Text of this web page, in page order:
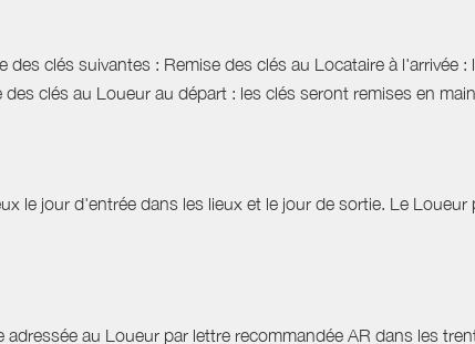
clés suivantes : Remise des clés au Locataire à l'arrivée :
clés au Loueur au départ : les clés seront remises en
le jour d'entrée dans les lieux et le jour de sortie. Le Loueur
au Loueur par lettre recommandée AR dans les